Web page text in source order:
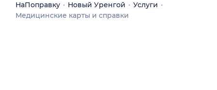
НаПоправку Новый Уренгой
Услуги
Медицинские карты и справки